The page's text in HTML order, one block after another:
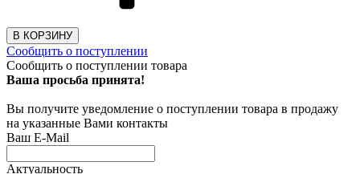
В КОРЗИНУ
Сообщить о поступлении
Сообщить о поступлении товара
Ваша просьба принята!
Вы получите уведомление о поступлении товара в продажу
на указанные Вами контакты
Ваш E-Mail
Актуальность